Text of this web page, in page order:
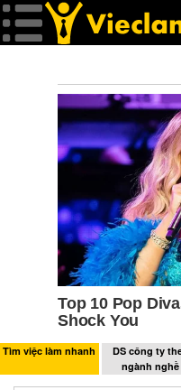
Tìm việc làm nhanh
DS công ty
ngành nghề